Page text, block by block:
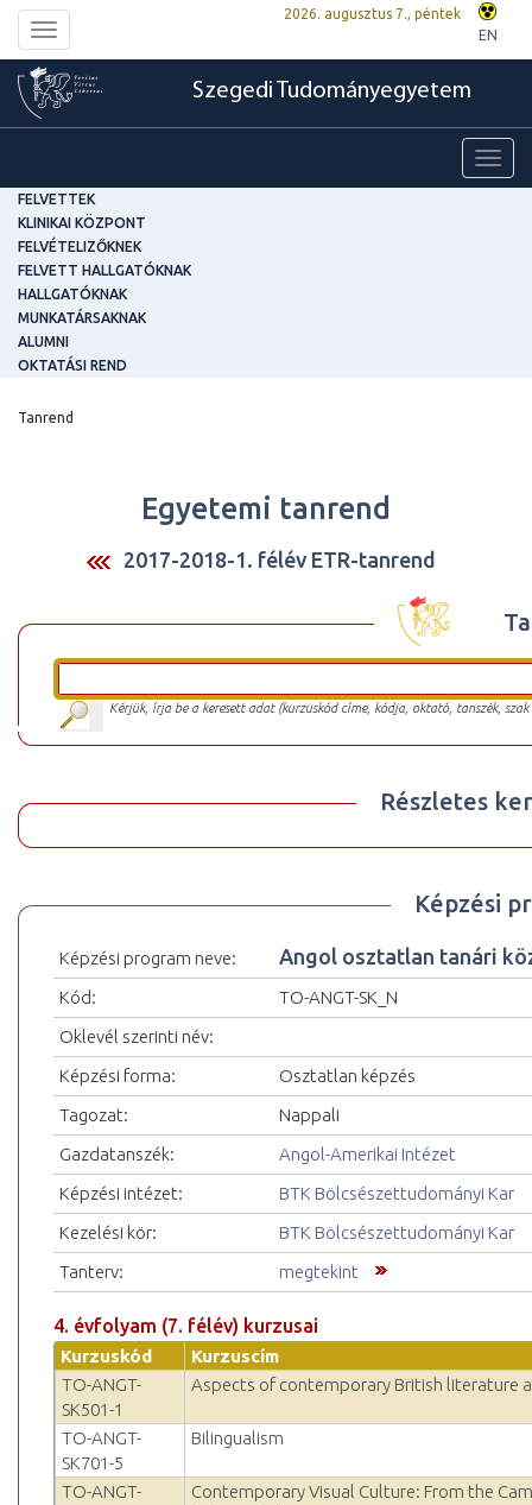
Toggle
navigation
2026. augusztus 7., péntek
EN
Szegedi Tudományegyetem
FELVETTEK
KLINIKAI KÖZPONT
FELVÉTELIZŐKNEK
FELVETT HALLGATÓKNAK
HALLGATÓKNAK
MUNKATÁRSAKNAK
ALUMNI
OKTATÁSI REND
Tanrend
Egyetemi tanrend
2017-2018-1. félév ETR-tanrend
Kérjük, írja be a keresett adat (kurzuskód címe, kódja, oktató, tanszék,
Részletes
Képzési
Képzési program neve: Angol osztatlan tanári
Kód:
TO-ANGT-SK_N
Oklevél szerinti név:
Képzési forma:
Osztatlan képzés
Tagozat:
Nappali
Gazdatanszék:
Angol-Amerikai Intézet
Képzési intézet:
BTK Bölcsészettudományi Kar
Kezelési kör:
BTK Bölcsészettudományi Kar
Tanterv:
megtekint
4. évfolyam (7. félév) kurzusai
Kurzuskód
Kurzuscím
TO-ANGT-
SK501-1
Aspects of contemporary British literature
TO-ANGT-
SK701-5
Bilingualism
TO-ANGT-
Contemporary Visual Culture: From the